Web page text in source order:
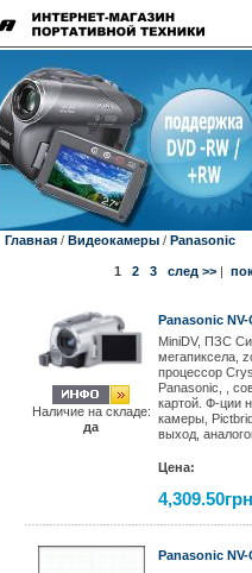
Главная/ Видеокамеры/ Panasonic
1 2 3 след >> |
Наличие на складе:
да
Panasonic NV-
MiniDV, ПЗС
мегапиксела,
процессор
Panasonic, ,
картой. Ф-ции
камеры,
выход,
Цена:
Panasonic NV-